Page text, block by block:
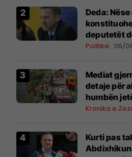
Deda:
deputetët
rëndë
Politikë 06/
Mediat
detaje për
humbën
nga
Kronika e
Kurti pas